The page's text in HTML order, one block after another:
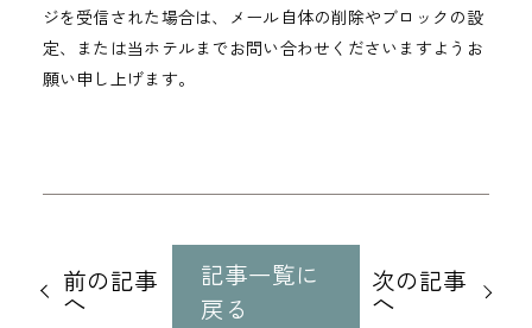
ジを受信された場合は、メール自体の削除やブロックの設
定、または当ホテルまでお問い合わせくださいますようお
願い申し上げます。
記
事
前の記事
へ
記事一覧に
戻る
次の記事
へ